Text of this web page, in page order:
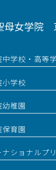
母女学院
学校・高等
小学校
稚園
育園
ショナルプ